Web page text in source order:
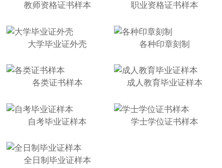
教师资格证书样本 职业资格证书样本
大学毕业证外壳 各种印章刻制
各类证书样本 成人教育毕业证样本
自考毕业证样本 学士学位证书样本
全日制毕业证样本